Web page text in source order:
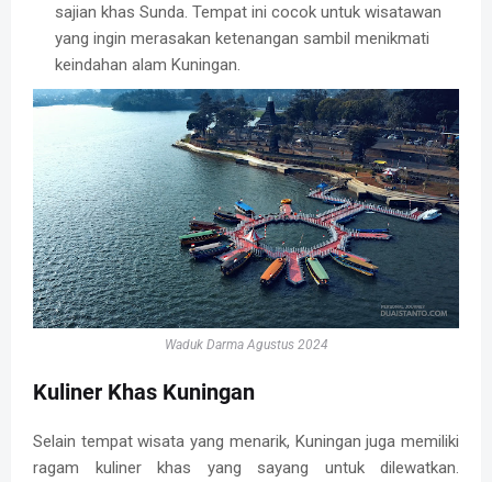
sajian khas Sunda. Tempat ini cocok untuk wisatawan
yang ingin merasakan ketenangan sambil menikmati
keindahan alam Kuningan.
Waduk Darma Agustus 2024
Kuliner Khas Kuningan
Selain tempat wisata yang menarik, Kuningan juga memiliki
ragam kuliner khas yang sayang untuk dilewatkan.